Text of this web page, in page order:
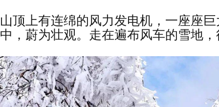
山顶上有连绵的风力发电机，一座座
中，蔚为壮观。走在遍布风车的雪地